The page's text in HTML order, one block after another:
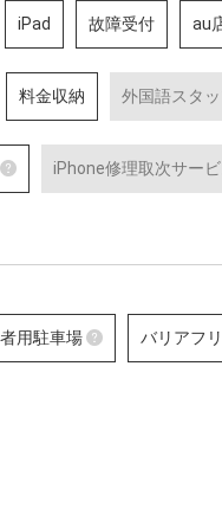
iPad 故障受付 au
ータイの購入
などのアフタ
レビ電話サービスで外国語通
タッフが応対可能な店舗です
料金収納 外国語スタ
末の
定スタ
「キャリアショップ」を
「あんしんショップ認定
する制度
詳細はこちら
iPhone修理取次サービ
なセルフ
。
用駐車場 バリアフ